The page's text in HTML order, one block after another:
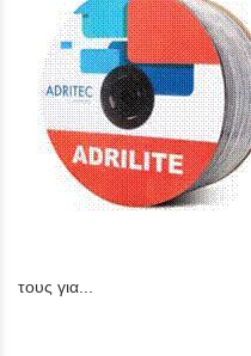
τους για...